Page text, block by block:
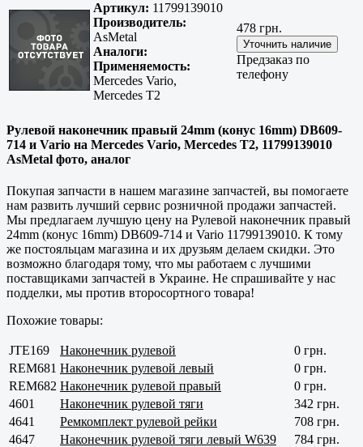
Артикул: 11799139010
Производитель:
AsMetal
Аналоги:
Применяемость:
Mercedes Vario,
Mercedes T2
478 грн.
Предзаказ по
телефону
Рулевой наконечник правый 24mm (конус 16mm) DB609-
714 и Vario на Mercedes Vario, Mercedes T2, 11799139010
AsMetal фото, аналог
Покупая запчасти в нашем магазине запчастей, вы помогаете
нам развить лучший сервис розничной продажи запчастей.
Мы предлагаем лучшую цену на Рулевой наконечник правый
24mm (конус 16mm) DB609-714 и Vario 11799139010. К тому
же постояльцам магазина и их друзьям делаем скидки. Это
возможно благодаря тому, что мы работаем с лучшими
поставщиками запчастей в Украине. Не спрашивайте у нас
подделки, мы против второсортного товара!
Похожие товары:
JTE169 Наконечник рулевой
0 грн.
REM681 Наконечник рулевой левый
0 грн.
REM682 Наконечник рулевой правый
0 грн.
4601
Наконечник рулевой тяги
342 грн.
4641
Ремкомплект рулевой рейки
708 грн.
4647
Наконечник рулевой тяги левый W639
784 грн.